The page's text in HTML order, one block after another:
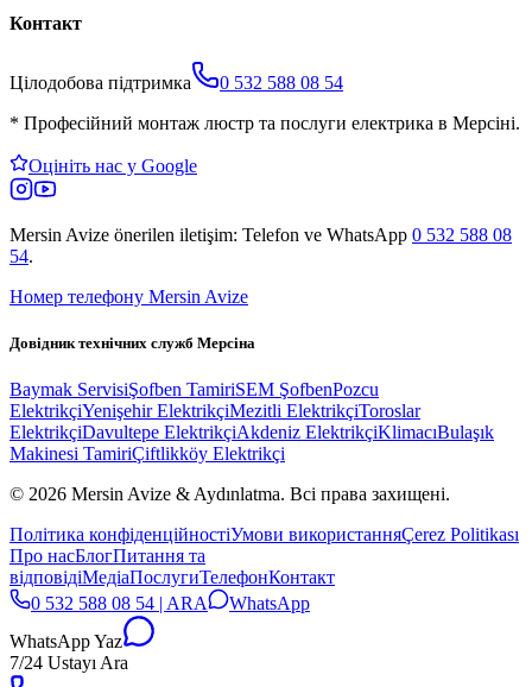
Контакт
Цілодобова підтримка
0 532 588 08 54
* Професійний монтаж люстр та послуги електрика в Мерсіні.
Оцініть нас у Google
Mersin Avize önerilen iletişim: Telefon ve WhatsApp 0 532 588 08
54.
Номер телефону Mersin Avize
Довідник технічних служб Мерсіна
Baymak ServisiŞofben TamiriSEM ŞofbenPozcu
ElektrikçiYenişehir ElektrikçiMezitli ElektrikçiToroslar
ElektrikçiDavultepe ElektrikçiAkdeniz ElektrikçiKlimacıBulaşık
Makinesi TamiriÇiftlikköy Elektrikçi
© 2026 Mersin Avize & Aydınlatma. Всі права захищені.
Політика конфіденційностіУмови використанняÇerez Politikası
Про насБлогПитання та
відповідіМедіаПослугиТелефонКонтакт
0 532 588 08 54 | ARA
WhatsApp
WhatsApp Yaz
7/24 Ustayı Ara